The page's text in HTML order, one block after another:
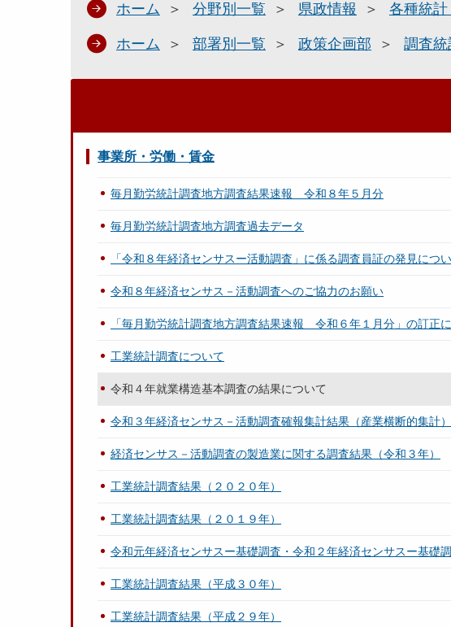
ホーム 分野別一覧 県政情報 各種統計
ホーム 部署別一覧 政策企画部 調査統
事業所・労働・賃金
毎月勤労統計調査地方調査結果速報 令和８年５月分
毎月勤労統計調査地方調査過去データ
「令和８年経済センサスー活動調査」に係る調査員証の発見につ
令和８年経済センサス－活動調査へのご協力のお願い
「毎月勤労統計調査地方調査結果速報 令和６年１月分」の訂正
工業統計調査について
令和４年就業構造基本調査の結果について
令和３年経済センサス－活動調査確報集計結果（産業横断的集計）
経済センサス－活動調査の製造業に関する調査結果（令和３年）
工業統計調査結果（２０２０年）
工業統計調査結果（２０１９年）
令和元年経済センサスー基礎調査・令和２年経済センサスー基礎
工業統計調査結果（平成３０年）
工業統計調査結果（平成２９年）